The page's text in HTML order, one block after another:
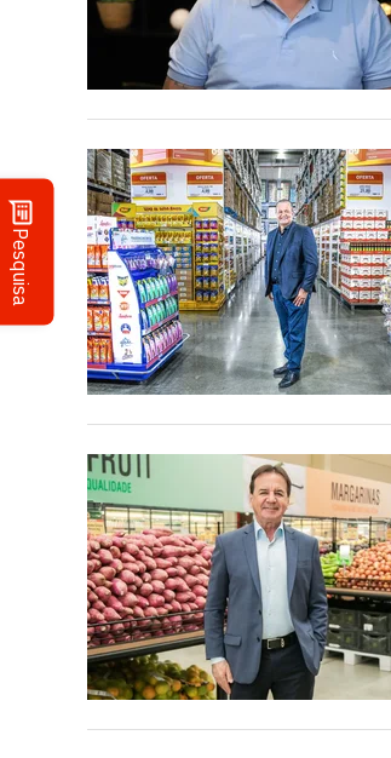
Pesquisa